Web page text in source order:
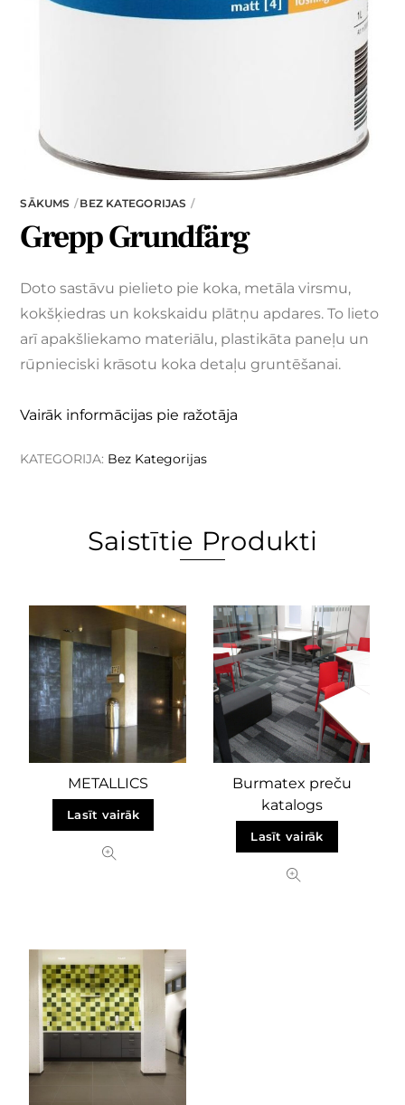
SĀKUMS BEZ KATEGORIJAS
Grepp Grundfärg
Doto sastāvu pielieto pie koka, metāla virsmu,
kokšķiedras un kokskaidu plātņu apdares. To lieto
arī apakšliekamo materiālu, plastikāta paneļu un
rūpnieciski krāsotu koka detaļu gruntēšanai.
Vairāk informācijas pie ražotāja
KATEGORIJA: Bez Kategorijas
Saistītie Produkti
METALLICS
Lasīt vairāk
Burmatex preču
katalogs
Lasīt vairāk